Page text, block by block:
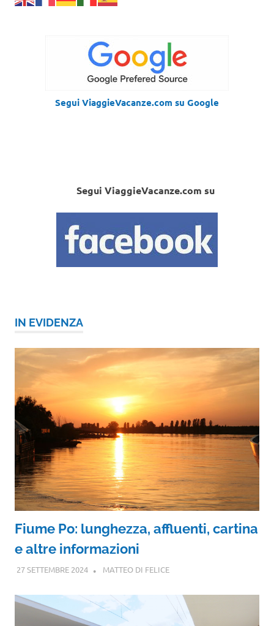
Segui ViaggieVacanze.com su Google
Segui ViaggieVacanze.com su
IN EVIDENZA
Fiume Po: lunghezza, affluenti, cartina
e altre informazioni
27 SETTEMBRE 2024 MATTEO DI FELICE